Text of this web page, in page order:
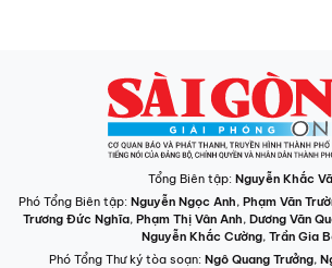
Tổng Biên tập: Nguyễn Khắc
Phó Tổng Biên tập: Nguyễn Ngọc Anh, Phạm Văn
Trương Đức Nghĩa, Phạm Thị Vân Anh, Dương Văn
Nguyễn Khắc Cường, Trần Gia
Phó Tổng Thư ký tòa soạn: Ngô Quang Trưởng,